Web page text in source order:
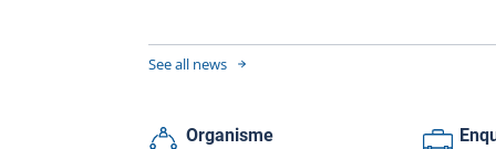
See all news
Organisme